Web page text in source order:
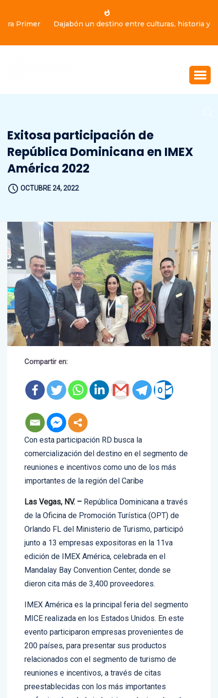
Dajabón un destino entre culturas, historia y gastronomía
Exitosa participación de
República Dominicana en IMEX
América 2022
Con esta participación RD busca la
comercialización del destino en el segmento de
reuniones e incentivos como uno de los más
importantes de la región del Caribe
de la Oficina de Promoción Turística (OPT) de
Orlando FL del Ministerio de Turismo, participó
junto a 13 empresas expositoras en la 11va
edición de IMEX América, celebrada en el
Mandalay Bay Convention Center, donde se
dieron cita más de 3,400 proveedores.
MICE realizada en los Estados Unidos. En este
evento participaron empresas provenientes de
200 países, para presentar sus productos
relacionados con el segmento de turismo de
reuniones e incentivos, a través de citas
preestablecidas con los más importantes
profesionales de la industria y relacionados al